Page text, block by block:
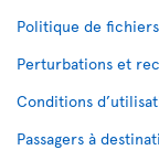
Politique de
Perturbations et
Conditions
Passagers à